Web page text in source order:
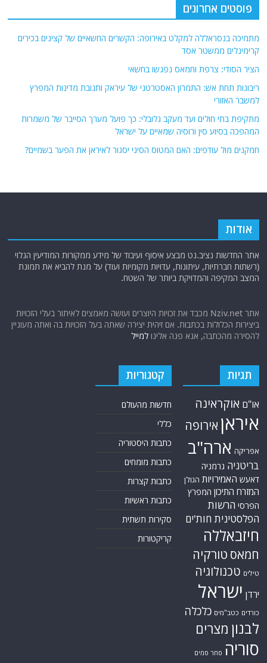
פוסטים אחרונים
מתמיכה בנסראללה למקלט באירופה: הקשרים החשאיים של קצינים בכירים
קרימינלים ממשטר אסד
הציר הסודי: צרפת וחמאס נפגשו בחשאי
ריבונות תחת אש: התמרון האסטרטגי של עיראק ותגובת מדינות המפרץ
למשבר האזורי
מתקיפת בתי חולים ועד מעקב גלובלי: כך פועל מערך הסייבר של משמרות
המהפכה בסיוע סין ורוסיה שמאיים על ישראל
חמקנים מול עודפים: האם המטוס הסיני יסגור לאיראן את הפער בשמיים?
אודות
אתר החדשות נציב.נט מבצע איסוף ועיבוד של מידע ממקורות המודיעין הגלוי
(רשתות חברתיות, עיתונות, עדויות מקומיות ועוד) על מנת להביא את תמונת
המצב המקיפה והמדויקת ביותר של השטח.
אתר Nziv.net מכבד את זכויות היוצרים ועושה מאמצים לאיתור בעלי הזכויות
ביצירות הכלולות בכתבות. אם זיהית יצירה שאתה בעל הזכויות בה ואתה מעוניין
להסירה מהכתבה, אנא פנה אלינולמייל
תגיות
או"ם אוקראינה
איראן אירופה
אפריקה ארה"ב
בריטניה גרמניה
דאעש האמירויות הגולן
המזרח התיכון המפרץ
הפרסי הרשות
הפלסטינית חות'ים
חיזבאללה
חמאס טורקיה
טילים טכנולוגיה
ירדן ישראל
כורדים כטב"מים כלכלה
לבנון מצרים
סוריה סחר סמים
קטגוריות
חדשות מהעולם
כללי
כתבות היסטוריה
כתבות מומחים
כתבות קצרות
כתבות ראשיות
סקירות תשתית
קריקטורות